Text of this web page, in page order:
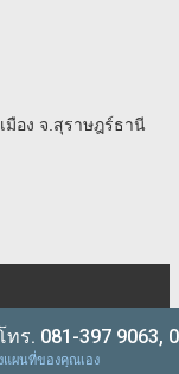
มือง จ.สุราษฎร์ธานี